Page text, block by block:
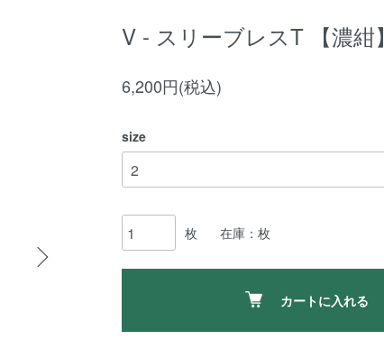
V - スリーブレスT 【濃紺】
6,200円(税込)
size
枚 在庫：枚
カートに入れる